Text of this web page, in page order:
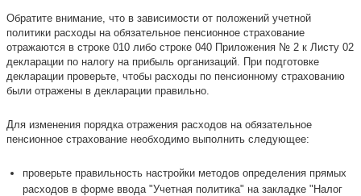
Обратите внимание, что в зависимости от положений учетной
политики расходы на обязательное пенсионное страхование
отражаются в строке 010 либо строке 040 Приложения № 2 к Листу 02
декларации по налогу на прибыль организаций. При подготовке
декларации проверьте, чтобы расходы по пенсионному страхованию
были отражены в декларации правильно.
Для изменения порядка отражения расходов на обязательное
пенсионное страхование необходимо выполнить следующее:
проверьте правильность настройки методов определения прямых
расходов в форме ввода "Учетная политика" на закладке "Налог